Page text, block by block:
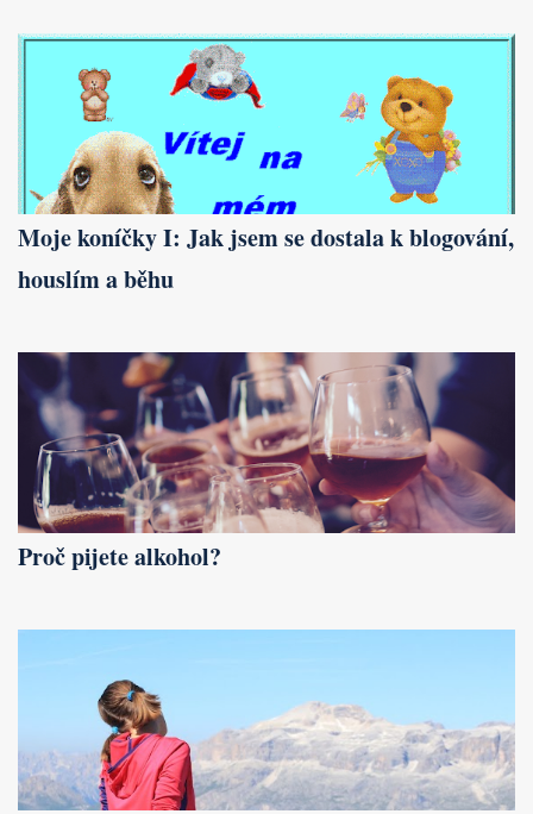
Moje koníčky I: Jak jsem se dostala k blogování,
houslím a běhu
Proč pijete alkohol?